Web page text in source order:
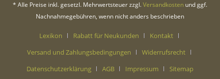
* Alle Preise inkl. gesetzl. Mehrwertsteuer zzgl.Versandkosten und ggf.
Nachnahmegebühren, wenn nicht anders beschrieben
Lexikon Rabatt für Neukunden
Kontakt
Versand und Zahlungsbedingungen
Widerrufsrecht
Datenschutzerklärung
AGB Impressum
Sitemap